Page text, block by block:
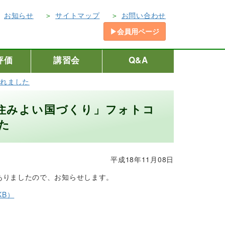
お知らせ サイトマップ
お問い合わせ
▶会員用ページ
価 講習会 Q&A
ました
みよい国づくり」フォトコ
平成18年11月08日
ましたので、お知らせします。
）